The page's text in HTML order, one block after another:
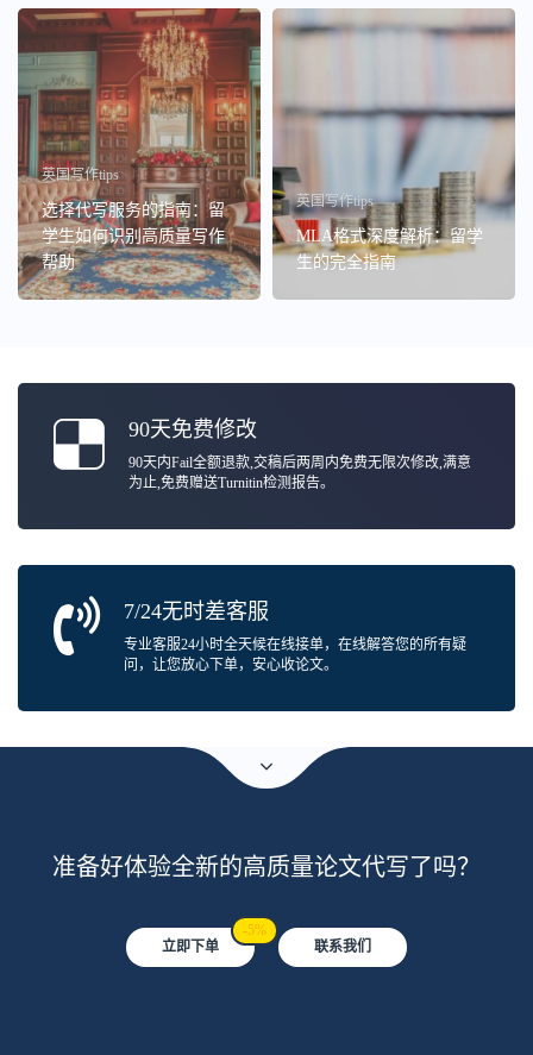
英国写作tips
选择代写服务的指南：留
学生如何识别高质量写作
帮助
英国写作tips
MLA格式深度解析：留学
生的完全指南
90天免费修改
90天内Fail全额退款,交稿后两周内免费无限次修改,满意
为止,免费赠送Turnitin检测报告。
7/24无时差客服
专业客服24小时全天候在线接单，在线解答您的所有疑
问，让您放心下单，安心收论文。
准备好体验全新的高质量论文代写了吗？
立即下单
-5%
联系我们